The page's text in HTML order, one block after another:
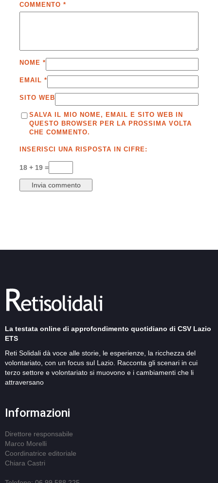
COMMENTO *
NOME *
EMAIL *
SITO WEB
SALVA IL MIO NOME, EMAIL E SITO WEB IN
QUESTO BROWSER PER LA PROSSIMA VOLTA
CHE COMMENTO.
INSERISCI UNA RISPOSTA IN CIFRE:
18 + 19 =
La testata online di approfondimento quotidiano di CSV Lazio
ETS
Reti Solidali dà voce alle storie, le esperienze, la ricchezza del
volontariato, con un focus sul Lazio. Racconta gli scenari in cui
terzo settore e volontariato si muovono e i cambiamenti che li
attraversano
Informazioni
Direttore responsabile
Marco Morelli
Coordinatrice editoriale
Chiara Castri